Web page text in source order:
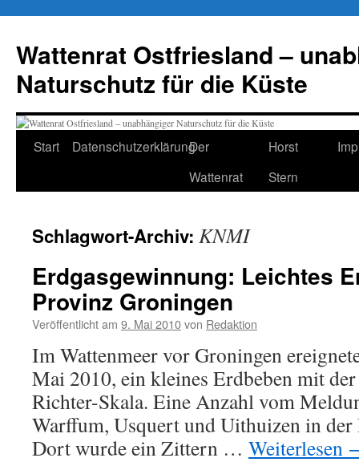
springen
Wattenrat Ostfriesland –
Naturschutz für die Küste
Start DatenschutzerklärungDer
Wattenrat
Horst
Stern
Schlagwort-Archiv: KNMI
Erdgasgewinnung: Leichtes
Provinz Groningen
Veröffentlicht am 9. Mai 2010von Redaktion
Im Wattenmeer vor Groningen
Mai 2010, ein kleines Erdbeben mit
Richter-Skala. Eine Anzahl vom
Warffum, Usquert und Uithuizen in
Dort wurde ein Zittern … Weiterlesen